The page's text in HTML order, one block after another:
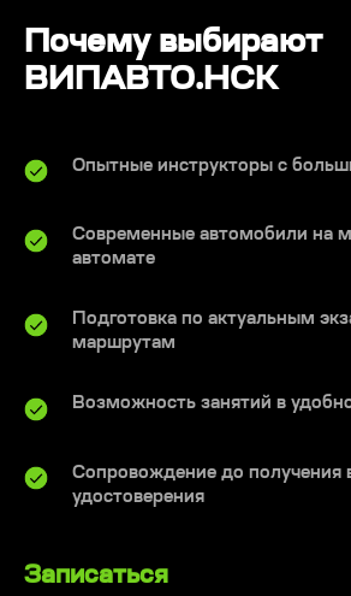
Почему выбирают
ВИПАВТО.НСК
Опытные инструкторы с
Современные автомобили на
автомате
Подготовка по актуальным
маршрутам
Возможность занятий в
Сопровождение до получения
удостоверения
Записаться